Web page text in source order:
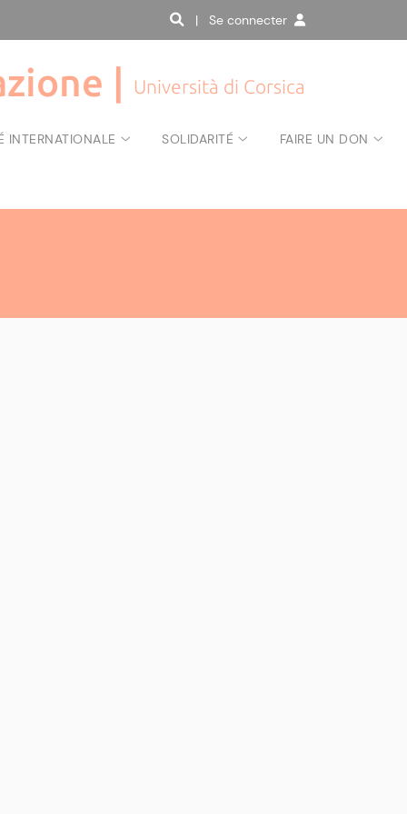
| Se connecter
| Università di Corsica
INTERNATIONALE SOLIDARITÉ FAIRE UN DON